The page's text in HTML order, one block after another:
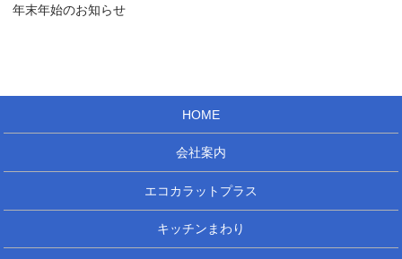
年末年始のお知らせ
HOME
会社案内
エコカラットプラス
キッチンまわり